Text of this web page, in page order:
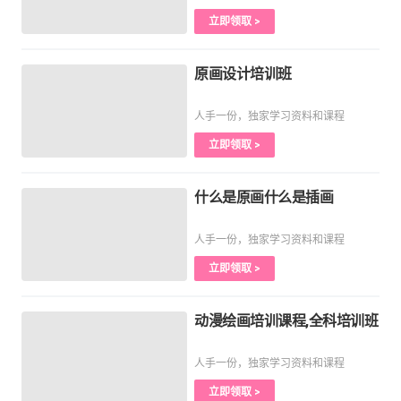
立即领取 >
原画设计培训班
人手一份，独家学习资料和课程
立即领取 >
什么是原画什么是插画
人手一份，独家学习资料和课程
立即领取 >
动漫绘画培训课程,全科培训班
人手一份，独家学习资料和课程
立即领取 >